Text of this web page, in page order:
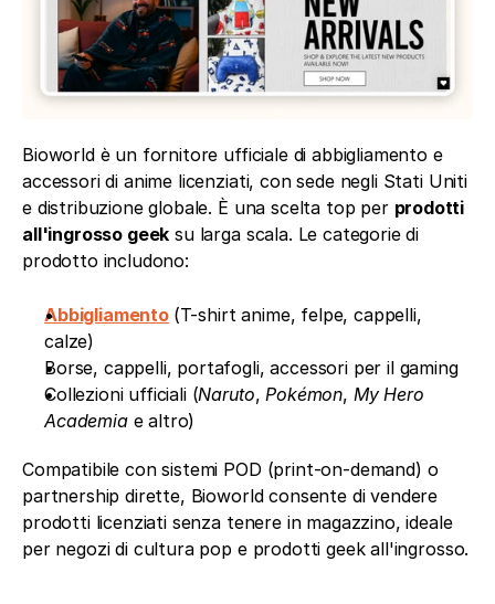
Bioworld è un fornitore ufficiale di abbigliamento e
accessori di anime licenziati, con sede negli Stati Uniti
e distribuzione globale. È una scelta top per prodotti
all'ingrosso geek su larga scala. Le categorie di
prodotto includono:
Abbigliamento (T-shirt anime, felpe, cappelli,
calze)
Borse, cappelli, portafogli, accessori per il gaming
Collezioni ufficiali (Naruto, Pokémon, My Hero
Academia e altro)
Compatibile con sistemi POD (print-on-demand) o
partnership dirette, Bioworld consente di vendere
prodotti licenziati senza tenere in magazzino, ideale
per negozi di cultura pop e prodotti geek all'ingrosso.